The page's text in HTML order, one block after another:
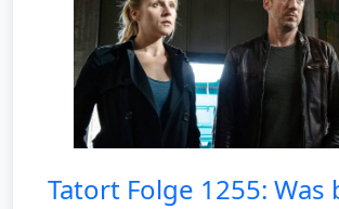
Tatort Folge 1255: Was